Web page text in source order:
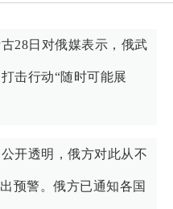
28日对俄媒表示，俄武
击行动“随时可能展
开透明，俄方对此从不
预警。俄方已通知各国